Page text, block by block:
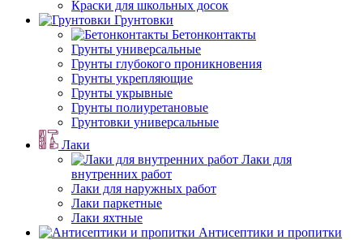
Краски для школьных досок
Грунтовки
Бетонконтакты
Грунты универсальные
Грунты глубокого проникновения
Грунты укрепляющие
Грунты укрывные
Грунты полиуретановые
Грунтовки универсальные
Лаки
Лаки для
внутренних работ
Лаки для наружных работ
Лаки паркетные
Лаки яхтные
Антисептики и пропитки